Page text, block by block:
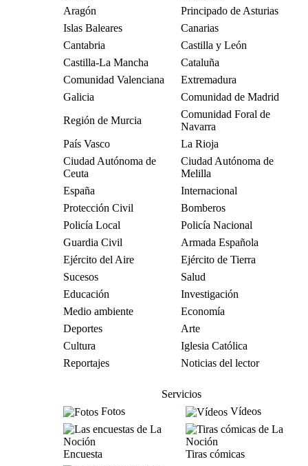
Aragón
Principado de Asturias
Islas Baleares
Canarias
Cantabria
Castilla y León
Castilla-La Mancha
Cataluña
Comunidad Valenciana
Extremadura
Galicia
Comunidad de Madrid
Región de Murcia
Comunidad Foral de
Navarra
País Vasco
La Rioja
Ciudad Autónoma de
Ceuta
Ciudad Autónoma de
Melilla
España
Internacional
Protección Civil
Bomberos
Policía Local
Policía Nacional
Guardia Civil
Armada Española
Ejército del Aire
Ejército de Tierra
Sucesos
Salud
Educación
Investigación
Medio ambiente
Economía
Deportes
Arte
Cultura
Iglesia Católica
Reportajes
Noticias del lector
Servicios
Fotos
Vídeos
Encuesta Tiras cómicas